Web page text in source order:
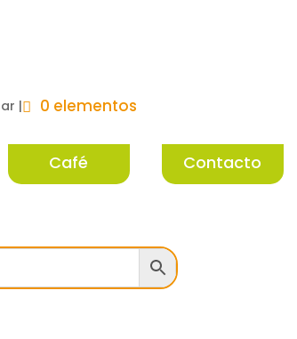
| 0 elementos
Café Contacto